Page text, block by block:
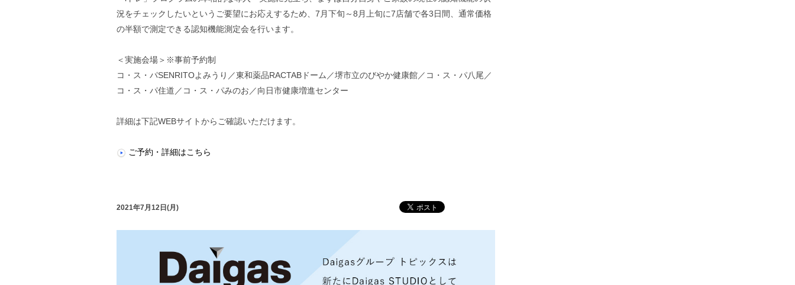
況をチェックしたいというご要望にお応えするため、7月下旬～8月上旬に7店舗で各3日間、通常価格
の半額で測定できる認知機能測定会を行います。
＜実施会場＞※事前予約制
コ・ス・パSENRITOよみうり／東和薬品RACTABドーム／堺市立のびやか健康館／コ・ス・パ八尾／
コ・ス・パ住道／コ・ス・パみのお／向日市健康増進センター
詳細は下記WEBサイトからご確認いただけます。
ご予約・詳細はこちら
2021年7月12日(月)